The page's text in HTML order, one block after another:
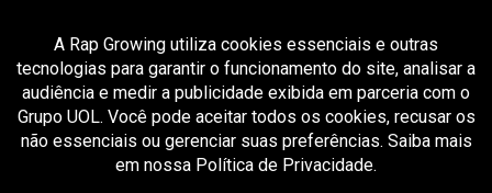
All posts tagged "tokiodk recife"
MÚSICA 3 meses ago
TOKIODK leva turnê de “INFRAÇÃO (1º ATO)” ao
Nordeste pela primeira vez